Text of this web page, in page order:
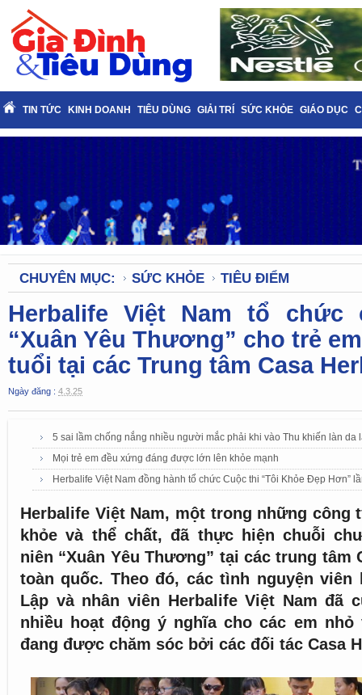
TIN TỨC KINH DOANH TIÊU DÙNG GIẢI TRÍ SỨC KHỎE GIÁO DỤC
CHUYÊN MỤC: SỨC KHỎE TIÊU ĐIỂM
Herbalife Việt Nam tổ chức
“Xuân Yêu Thương” cho trẻ
tuổi tại các Trung tâm Casa
Ngày đăng : 4.3.25
5 sai lầm chống nắng nhiều người mắc phải khi vào Thu khiến làn da
Mọi trẻ em đều xứng đáng được lớn lên khỏe mạnh
Herbalife Việt Nam đồng hành tổ chức Cuộc thi “Tôi Khỏe Đẹp Hơn”
Herbalife Việt Nam, một trong những công
khỏe và thể chất, đã thực hiện chuỗi
niên “Xuân Yêu Thương” tại các trung tâm
toàn quốc. Theo đó, các tình nguyện viên
Lập và nhân viên Herbalife Việt Nam đã
nhiều hoạt động ý nghĩa cho các em
đang được chăm sóc bởi các đối tác Casa